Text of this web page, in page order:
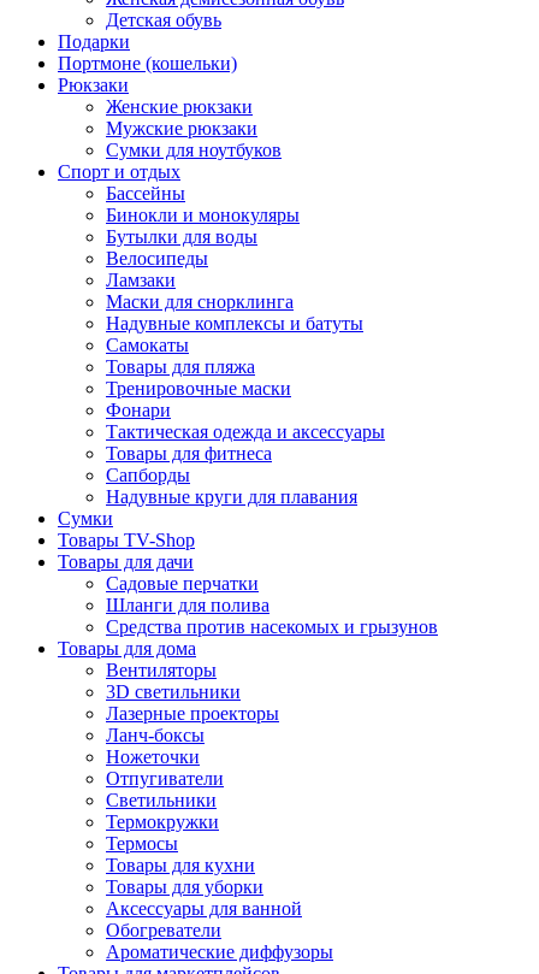
Детская обувь
Подарки
Портмоне (кошельки)
Рюкзаки
Женские рюкзаки
Мужские рюкзаки
Сумки для ноутбуков
Спорт и отдых
Бассейны
Бинокли и монокуляры
Бутылки для воды
Велосипеды
Ламзаки
Маски для снорклинга
Надувные комплексы и батуты
Самокаты
Товары для пляжа
Тренировочные маски
Фонари
Тактическая одежда и аксессуары
Товары для фитнеса
Сапборды
Надувные круги для плавания
Сумки
Товары TV-Shop
Товары для дачи
Садовые перчатки
Шланги для полива
Средства против насекомых и грызунов
Товары для дома
Вентиляторы
3D светильники
Лазерные проекторы
Ланч-боксы
Ножеточки
Отпугиватели
Светильники
Термокружки
Термосы
Товары для кухни
Товары для уборки
Аксессуары для ванной
Обогреватели
Ароматические диффузоры